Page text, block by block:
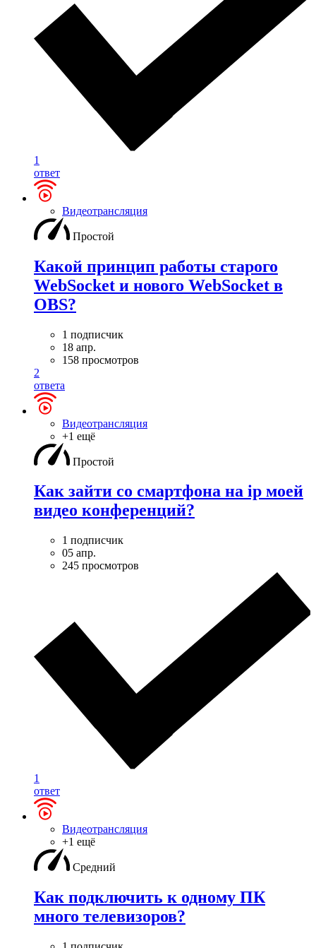
1
ответ
Видеотрансляция
Простой
Какой принцип работы старого
WebSocket и нового WebSocket в
OBS?
1 подписчик
18 апр.
158 просмотров
2
ответа
Видеотрансляция
+1 ещё
Простой
Как зайти со смартфона на ip моей
видео конференций?
1 подписчик
05 апр.
245 просмотров
1
ответ
Видеотрансляция
+1 ещё
Средний
Как подключить к одному ПК
много телевизоров?